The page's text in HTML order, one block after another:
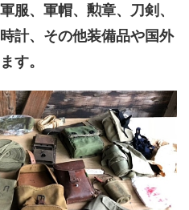
服、軍帽、勲章、刀剣、
計、その他装備品や国外
す。